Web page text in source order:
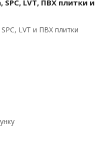
LVT, ПВХ плитки и
LVT и ПВХ плитки